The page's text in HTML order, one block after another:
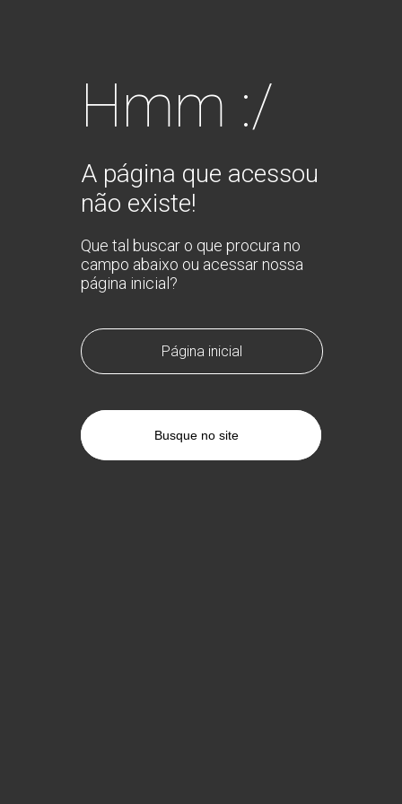
Hmm :/
A página que acessou
não existe!
Que tal buscar o que procura no
campo abaixo ou acessar nossa
página inicial?
Página inicial